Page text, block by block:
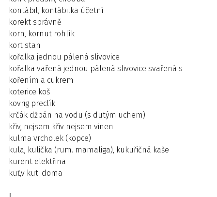
kontábil, kontábilka účetní
korekt správně
korn, kornut rohlík
kort stan
kořalka jednou pálená slivovice
kořalka vařená jednou pálená slivovice svařená s
kořením a cukrem
koterice koš
kovrig preclík
krčák džbán na vodu (s dutým uchem)
křiv, nejsem křiv nejsem vinen
kulma vrcholek (kopce)
kula, kulička (rum. mamaliga), kukuřičná kaše
kurent elektřina
kuť,v kuti doma